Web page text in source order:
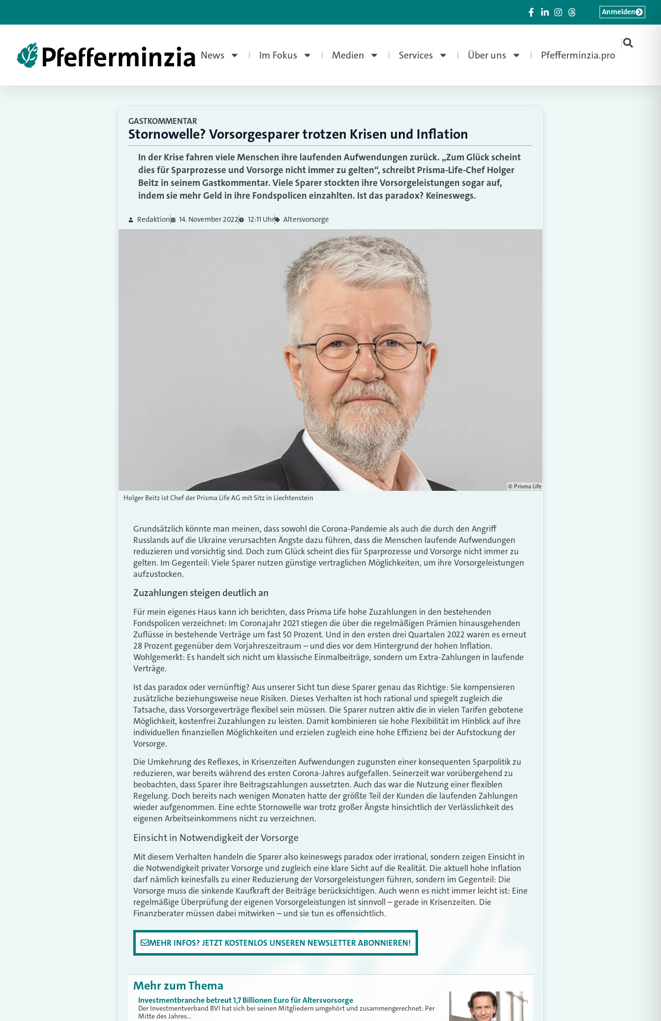
News Im Fokus Medien Services Über uns Pfefferminzia.pro
|
Anmelden
GASTKOMMENTAR
Stornowelle? Vorsorgesparer trotzen Krisen und Inflation
In der Krise fahren viele Menschen ihre laufenden Aufwendungen zurück. „Zum Glück scheint
dies für Sparprozesse und Vorsorge nicht immer zu gelten“, schreibt Prisma-Life-Chef Holger
Beitz in seinem Gastkommentar. Viele Sparer stockten ihre Vorsorgeleistungen sogar auf,
indem sie mehr Geld in ihre Fondspolicen einzahlten. Ist das paradox? Keineswegs.
Redaktion 14. November 2022 12:11 Uhr Altersvorsorge
© Prisma Life
Holger Beitz ist Chef der Prisma Life AG mit Sitz in Liechtenstein
Grundsätzlich könnte man meinen, dass sowohl die Corona-Pandemie als auch die durch den Angriff
Russlands auf die Ukraine verursachten Ängste dazu führen, dass die Menschen laufende Aufwendungen
reduzieren und vorsichtig sind. Doch zum Glück scheint dies für Sparprozesse und Vorsorge nicht immer zu
gelten. Im Gegenteil: Viele Sparer nutzen günstige vertraglichen Möglichkeiten, um ihre Vorsorgeleistungen
aufzustocken.
Zuzahlungen steigen deutlich an
Für mein eigenes Haus kann ich berichten, dass Prisma Life hohe Zuzahlungen in den bestehenden
Fondspolicen verzeichnet: Im Coronajahr 2021 stiegen die über die regelmäßigen Prämien hinausgehenden
Zuflüsse in bestehende Verträge um fast 50 Prozent. Und in den ersten drei Quartalen 2022 waren es erneut
28 Prozent gegenüber dem Vorjahreszeitraum – und dies vor dem Hintergrund der hohen Inflation.
Wohlgemerkt: Es handelt sich nicht um klassische Einmalbeiträge, sondern um Extra-Zahlungen in laufende
Verträge.
Ist das paradox oder vernünftig? Aus unserer Sicht tun diese Sparer genau das Richtige: Sie kompensieren
zusätzliche beziehungsweise neue Risiken. Dieses Verhalten ist hoch rational und spiegelt zugleich die
Tatsache, dass Vorsorgeverträge flexibel sein müssen. Die Sparer nutzen aktiv die in vielen Tarifen gebotene
Möglichkeit, kostenfrei Zuzahlungen zu leisten. Damit kombinieren sie hohe Flexibilität im Hinblick auf ihre
individuellen finanziellen Möglichkeiten und erzielen zugleich eine hohe Effizienz bei der Aufstockung der
Vorsorge.
Die Umkehrung des Reflexes, in Krisenzeiten Aufwendungen zugunsten einer konsequenten Sparpolitik zu
reduzieren, war bereits während des ersten Corona-Jahres aufgefallen. Seinerzeit war vorübergehend zu
beobachten, dass Sparer ihre Beitragszahlungen aussetzten. Auch das war die Nutzung einer flexiblen
Regelung. Doch bereits nach wenigen Monaten hatte der größte Teil der Kunden die laufenden Zahlungen
wieder aufgenommen. Eine echte Stornowelle war trotz großer Ängste hinsichtlich der Verlässlichkeit des
eigenen Arbeitseinkommens nicht zu verzeichnen.
Einsicht in Notwendigkeit der Vorsorge
Mit diesem Verhalten handeln die Sparer also keineswegs paradox oder irrational, sondern zeigen Einsicht in
die Notwendigkeit privater Vorsorge und zugleich eine klare Sicht auf die Realität. Die aktuell hohe Inflation
darf nämlich keinesfalls zu einer Reduzierung der Vorsorgeleistungen führen, sondern im Gegenteil: Die
Vorsorge muss die sinkende Kaufkraft der Beiträge berücksichtigen. Auch wenn es nicht immer leicht ist: Eine
regelmäßige Überprüfung der eigenen Vorsorgeleistungen ist sinnvoll – gerade in Krisenzeiten. Die
Finanzberater müssen dabei mitwirken – und sie tun es offensichtlich.
MEHR INFOS? JETZT KOSTENLOS UNSEREN NEWSLETTER ABONNIEREN!
Mehr zum Thema
Investmentbranche betreut 1,7 Billionen Euro für Altersvorsorge
Der Investmentverband BVI hat sich bei seinen Mitgliedern umgehört und zusammengerechnet: Per
Mitte des Jahres…